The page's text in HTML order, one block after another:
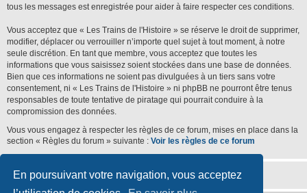
En poursuivant votre navigation, vous acceptez
tous les messages est enregistrée pour aider à faire respecter ces conditions.
Vous acceptez que « Les Trains de l'Histoire » se réserve le droit de supprimer,
modifier, déplacer ou verrouiller n’importe quel sujet à tout moment, à notre
seule discrétion. En tant que membre, vous acceptez que toutes les
informations que vous saisissez soient stockées dans une base de données.
Bien que ces informations ne soient pas divulguées à un tiers sans votre
consentement, ni « Les Trains de l'Histoire » ni phpBB ne pourront être tenus
responsables de toute tentative de piratage qui pourrait conduire à la
compromission des données.
Vous vous engagez à respecter les règles de ce forum, mises en place dans la
section « Règles du forum » suivante : Voir les règles de ce forum